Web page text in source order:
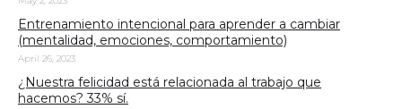
Entrenamiento intencional para aprender a cambiar
(mentalidad, emociones, comportamiento)
April 26, 2023
¿Nuestra felicidad está relacionada al trabajo que
hacemos? 33% sí.